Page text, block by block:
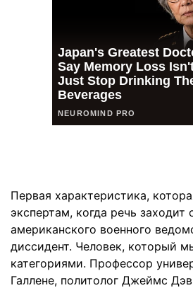
Первая характеристика,
экспертам, когда речь заходит
американского военного
диссидент. Человек, который
категориями. Профессор
Галлене, политолог Джеймс